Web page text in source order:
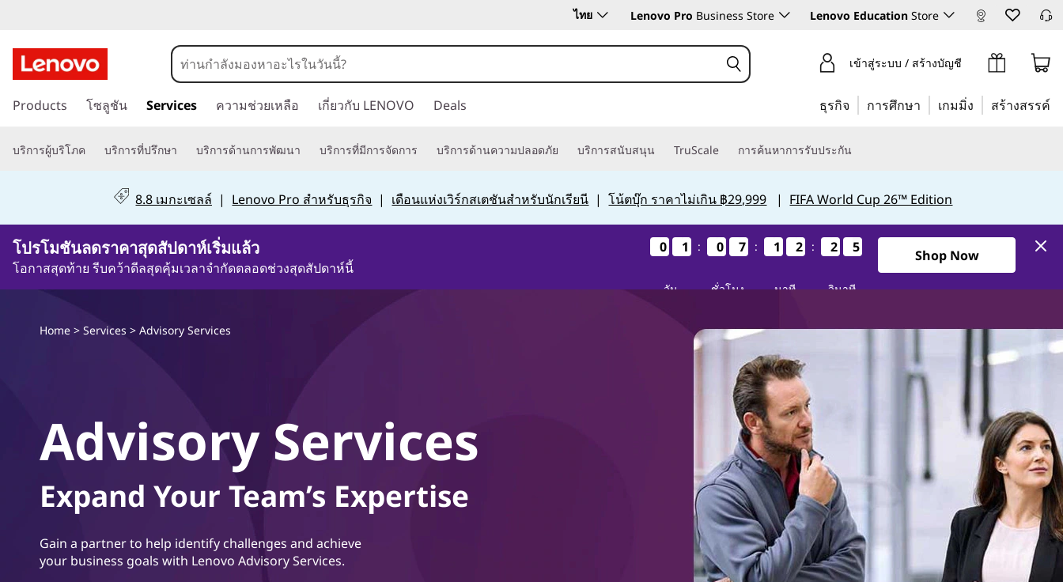
d
v
r
y
S
ไทย Lenovo Pro Business Store Lenovo Education Store
า
ไ
นื้
อ
ห
า
เข้าสู่ระบบ / สร้างบัญชี
Products โซลูชัน Services ความช่วยเหลือ เกี่ยวกับ LENOVO Deals ธุรกิจ การศึกษา เกมมิ่ง สร้างสรรค์
บริการผู้บริโภค บริการที่ปรึกษา บริการด้านการพัฒนา บริการที่มีการจัดการ บริการด้านความปลอดภัย บริการสนับสนุน TruScale การค้นหาการรับประกัน
8.8 เมกะเซลล์ | Lenovo Pro สำหรับธุรกิจ | เดือนแห่งเวิร์กสเตชันสำหรับนักเรียนี |โน้ตบุ๊ก ราคาไม่เกิน ฿29,999 | FIFA World Cup 26™ Edition
โปรโมชันลดราคาสุดสัปดาห์เริ่มแล้ว
โอกาสสุดท้าย รีบคว้าดีลสุดคุ้มเวลาจำกัดตลอดช่วงสุดสัปดาห์นี้
0
0
0
0 1
1
1
1
วัน
: 0
0
0
0 7
7
7
7
ชั่วโมง
: 1
1
1
1 2
2
2
2
นาที
: 2
2
2
2 3
2
3
2
วินาที
1วัน7ชั่วโมง12นาที22วินาที
Shop Now
Home > Services > Advisory Services
Advisory Services
Expand Your Team’s Expertise
Gain a partner to help identify challenges and achieve
your business goals with Lenovo Advisory Services.